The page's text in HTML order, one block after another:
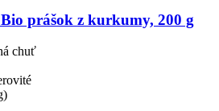
Bio prášok z kurkumy, 200 g
chuť